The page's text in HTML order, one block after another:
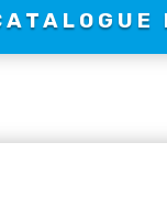
avons aussi
les domaines.